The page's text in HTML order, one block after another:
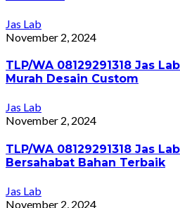
Jas Lab
November 2, 2024
TLP/WA 08129291318 Jas
Murah Desain Custom
Jas Lab
November 2, 2024
TLP/WA 08129291318 Jas
Bersahabat Bahan Terbaik
Jas Lab
November 2, 2024